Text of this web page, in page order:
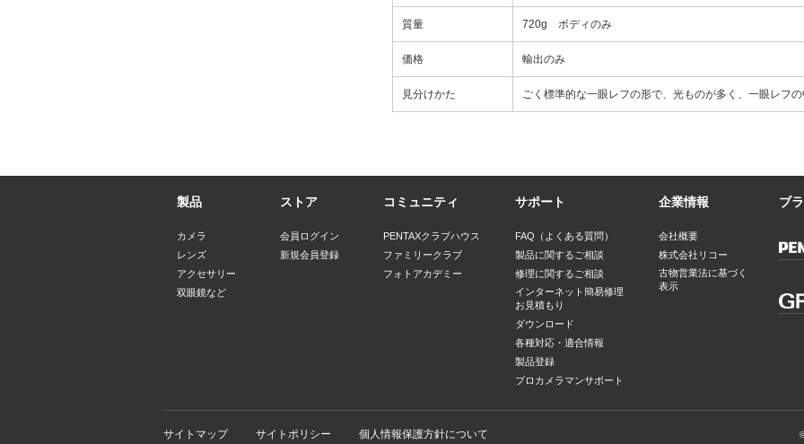
質量 720g ボディのみ
価格 輸出のみ
見分けかた ごく標準的な一眼レフの形で、光ものが多く、一眼レフ
製品
カメラ
レンズ
アクセサリー
双眼鏡など
ストア
会員ログイン
新規会員登録
コミュニティ
PENTAXクラブハウス
ファミリークラブ
フォトアカデミー
サポート
FAQ（よくある質問）
製品に関するご相談
修理に関するご相談
インターネット簡易修理
お見積もり
ダウンロード
各種対応・適合情報
製品登録
プロカメラマンサポート
企業情報
会社概要
株式会社リコー
古物営業法に基づく
表示
ブ
サイトマップ サイトポリシー 個人情報保護方針について